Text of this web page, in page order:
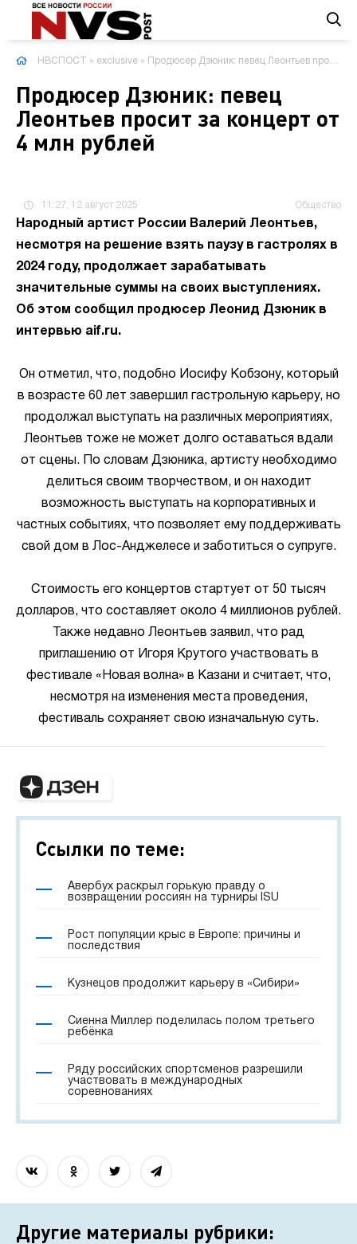
НВСПОСТ » exclusive » Продюсер Дзюник: певец Леонтьев просит за концерт от 4 млн рублей
Продюсер Дзюник: певец
Леонтьев просит за концерт от
4 млн рублей
11:27, 12 август 2025 Общество
Народный артист России Валерий Леонтьев,
несмотря на решение взять паузу в гастролях в
2024 году, продолжает зарабатывать
значительные суммы на своих выступлениях.
Об этом сообщил продюсер Леонид Дзюник в
интервью aif.ru.
Он отметил, что, подобно Иосифу Кобзону, который
в возрасте 60 лет завершил гастрольную карьеру, но
продолжал выступать на различных мероприятиях,
Леонтьев тоже не может долго оставаться вдали
от сцены. По словам Дзюника, артисту необходимо
делиться своим творчеством, и он находит
возможность выступать на корпоративных и
частных событиях, что позволяет ему поддерживать
свой дом в Лос-Анджелесе и заботиться о супруге.
Стоимость его концертов стартует от 50 тысяч
долларов, что составляет около 4 миллионов рублей.
Также недавно Леонтьев заявил, что рад
приглашению от Игоря Крутого участвовать в
фестивале «Новая волна» в Казани и считает, что,
несмотря на изменения места проведения,
фестиваль сохраняет свою изначальную суть.
Ссылки по теме:
Авербух раскрыл горькую правду о
возвращении россиян на турниры ISU
Рост популяции крыс в Европе: причины и
последствия
Кузнецов продолжит карьеру в «Сибири»
Сиенна Миллер поделилась полом третьего
ребёнка
Ряду российских спортсменов разрешили
участвовать в международных
соревнованиях
Другие материалы рубрики: